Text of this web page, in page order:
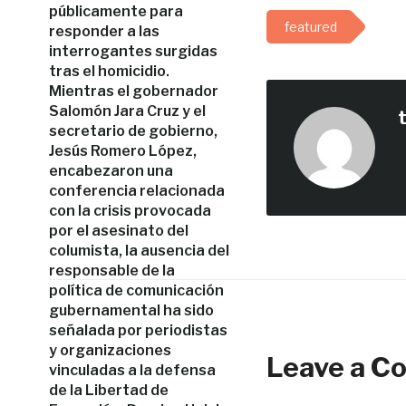
públicamente para
responder a las
interrogantes surgidas
tras el homicidio.
Mientras el gobernador
Salomón Jara Cruz y el
secretario de gobierno,
Jesús Romero López,
encabezaron una
conferencia relacionada
con la crisis provocada
por el asesinato del
columista, la ausencia del
responsable de la
política de comunicación
gubernamental ha sido
señalada por periodistas
y organizaciones
vinculadas a la defensa
de la Libertad de
featured
Leave a